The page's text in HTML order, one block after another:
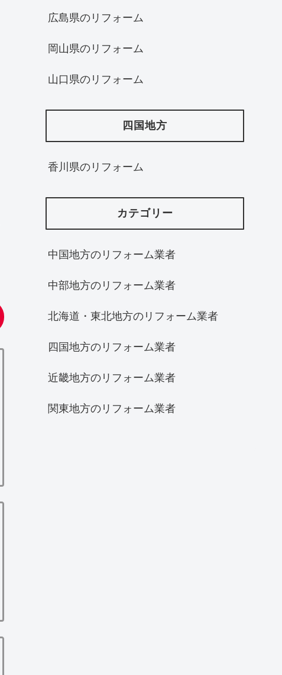
広島県のリフォーム
岡山県のリフォーム
山口県のリフォーム
四国地方
香川県のリフォーム
カテゴリー
中国地方のリフォーム業者
中部地方のリフォーム業者
北海道・東北地方のリフォーム業者
四国地方のリフォーム業者
近畿地方のリフォーム業者
関東地方のリフォーム業者